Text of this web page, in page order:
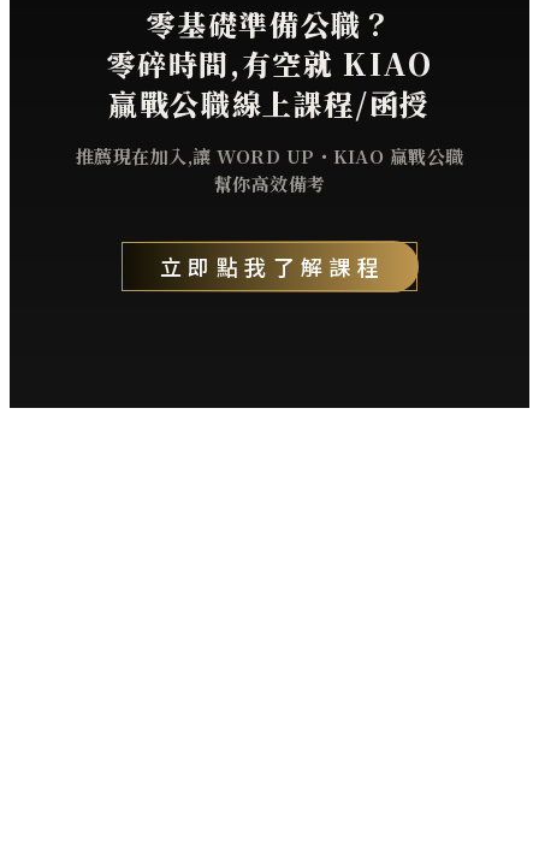
零基礎準備公職？
零碎時間,有空就 KIAO
贏戰公職線上課程/函授
推薦現在加入,讓 WORD UP・KIAO 贏戰公職
幫你高效備考
立即點我了解課程